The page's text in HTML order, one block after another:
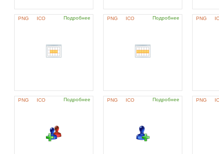
PNG ICO Подробнее PNG ICO Подробнее PNG
PNG ICO Подробнее PNG ICO Подробнее PNG